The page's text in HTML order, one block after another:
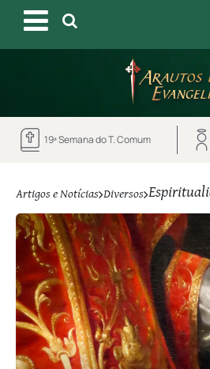
19ª Semana do T. Comum
Artigos e Notícias Diversos